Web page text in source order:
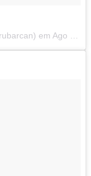
em Ago 8, 2014 at 10:15 PDT